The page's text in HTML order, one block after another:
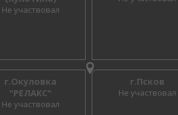
Не участвовал
г.Окуловка
"РЕЛАКС"
Не участвовал
г.Псков
Не участвовал